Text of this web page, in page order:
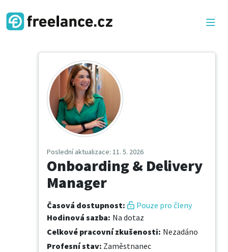
Poslední aktualizace: 11. 5. 2026
Onboarding & Delivery
Manager
Časová dostupnost:
Pouze pro členy
Hodinová sazba: Na dotaz
Celkové pracovní zkušenosti: Nezadáno
Profesní stav: Zaměstnanec